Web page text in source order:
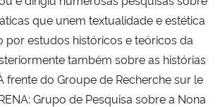
que unem textualidade e estética
por estudos históricos e teóricos da
também sobre as histórias
frente do Groupe de Recherche sur le
Grupo de Pesquisa sobre a Nona